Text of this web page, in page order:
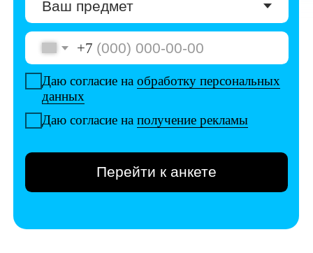
Даю согласие наполучение рекламы
Перейти к анкете